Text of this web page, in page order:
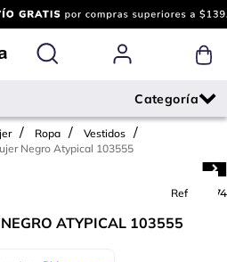
Ropa
Vestidos
Negro Atypical 103555
Ref.
752174
ATYPICAL 103555